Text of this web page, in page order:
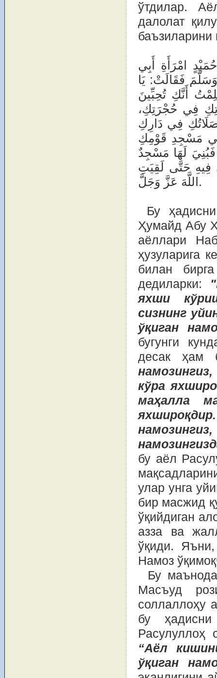
ўтдилар.
далолат
баъзиларини
امْرَأَةِ أَبِي
فَقَالَتْ: يَا
أَنَّكِ تُحِبِّينَ
فِي حُجْرَتِكِ،
فِي دَارِكِ
مَسْجِدِ قَوْمِكِ
لَهَا مَسْجِدٌ
حَتَّى لَقِيَتِ
اللَّهَ عَزَّ وَجَلَّ.
Бу
Ҳумайд Абу
аёллари
ҳузуларига
билан
дедиларки:
яхши
сизнинг
ўқиган
бугунги
десак ҳам
кўра
маҳалла
бу аёл
улар унга
бир масжид
ўқийдиган
азза ва
ўқиди.
Намоз
Бу
Масъуд
соллаллоҳу
бу
Расулуллоҳ
“Аёл
ўқиган